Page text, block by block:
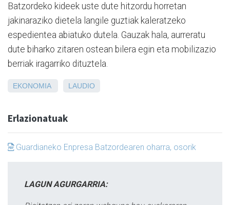
Batzordeko kideek uste dute hitzordu horretan
jakinaraziko dietela langile guztiak kaleratzeko
espedientea abiatuko dutela. Gauzak hala, aurreratu
dute biharko zitaren ostean bilera egin eta mobilizazio
berriak iragarriko dituztela.
EKONOMIA LAUDIO
Erlazionatuak
Guardianeko Enpresa Batzordearen oharra, osorik
LAGUN AGURGARRIA: